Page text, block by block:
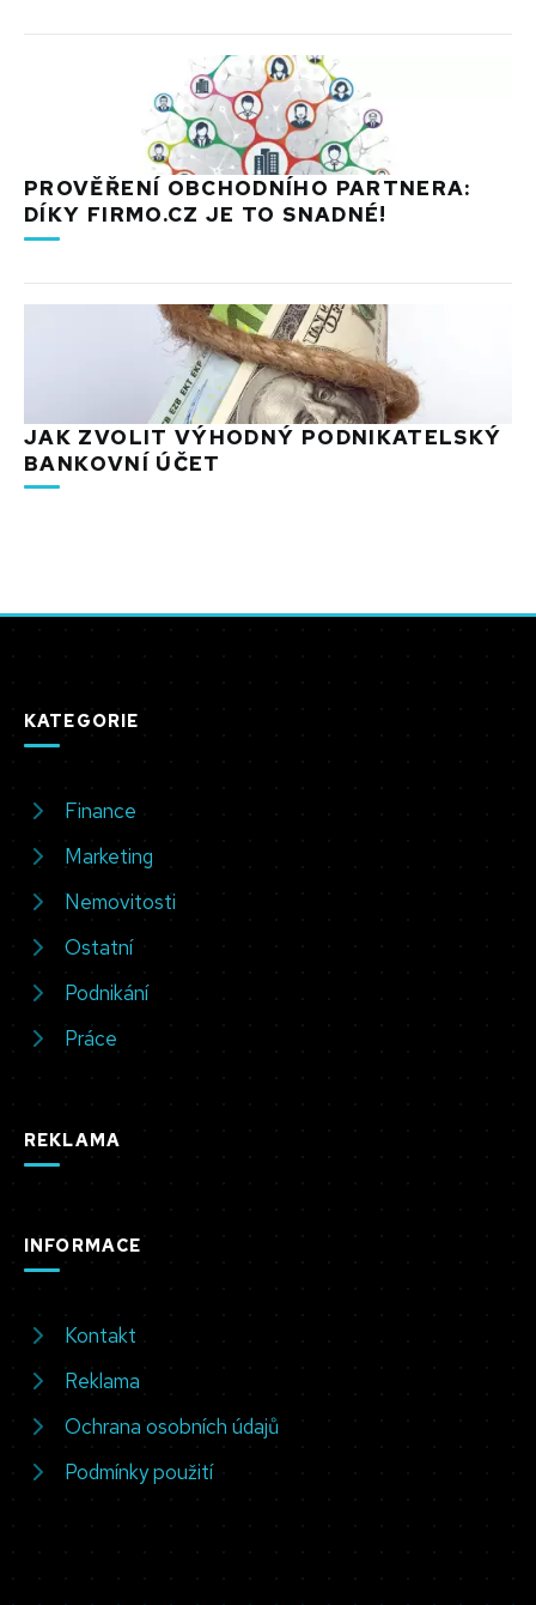
PROVĚŘENÍ OBCHODNÍHO PARTNERA:
DÍKY FIRMO.CZ JE TO SNADNÉ!
JAK ZVOLIT VÝHODNÝ PODNIKATELSKÝ
BANKOVNÍ ÚČET
KATEGORIE
Finance
Marketing
Nemovitosti
Ostatní
Podnikání
Práce
REKLAMA
INFORMACE
Kontakt
Reklama
Ochrana osobních údajů
Podmínky použití